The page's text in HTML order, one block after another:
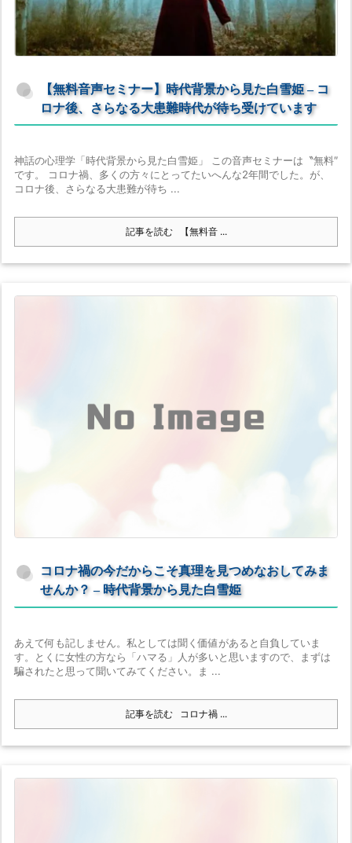
【無料音声セミナー】時代背景から見た白雪姫 – コ
ロナ後、さらなる大患難時代が待ち受けています
神話の心理学「時代背景から見た白雪姫」 この音声セミナーは〝無料″
です。 コロナ禍、多くの方々にとってたいへんな2年間でした。が、
コロナ後、さらなる大患難が待ち ...
記事を読む 【無料音 ...
コロナ禍の今だからこそ真理を見つめなおしてみま
せんか？ – 時代背景から見た白雪姫
あえて何も記しません。私としては聞く価値があると自負していま
す。とくに女性の方なら「ハマる」人が多いと思いますので、まずは
騙されたと思って聞いてみてください。ま ...
記事を読む コロナ禍 ...